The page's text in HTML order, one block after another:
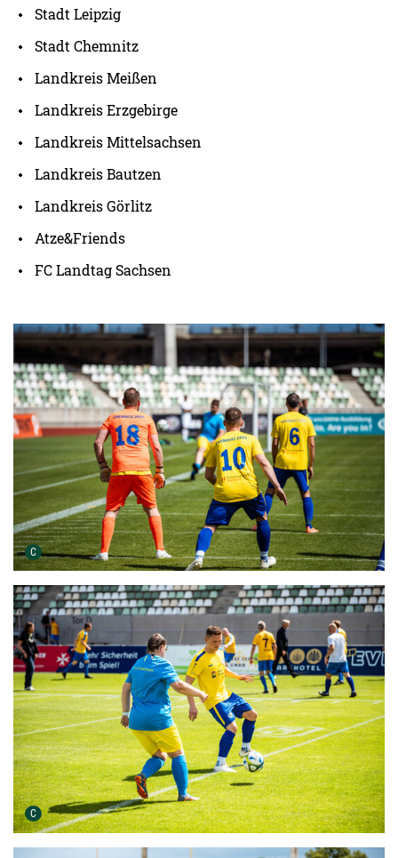
Stadt Leipzig
Stadt Chemnitz
Landkreis Meißen
Landkreis Erzgebirge
Landkreis Mittelsachsen
Landkreis Bautzen
Landkreis Görlitz
Atze&Friends
FC Landtag Sachsen
C Urheber der Grafik:
C Urheber der Grafik: